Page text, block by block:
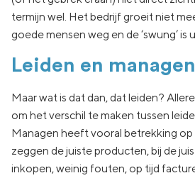
termijn wel. Het bedrijf groeit niet
goede mensen weg en de ‘swung’ is
Leiden en managen
Maar wat is dat dan, dat leiden?
om het verschil te maken tussen
Managen heeft vooral betrekking op
zeggen de juiste producten, bij de
inkopen, weinig fouten, op tijd